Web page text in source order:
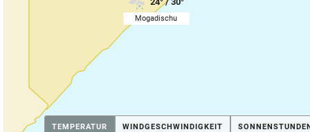
Mogadischu
TEMPERATUR(AUSGEWÄHLT)
WINDGESCHWINDIGKEIT